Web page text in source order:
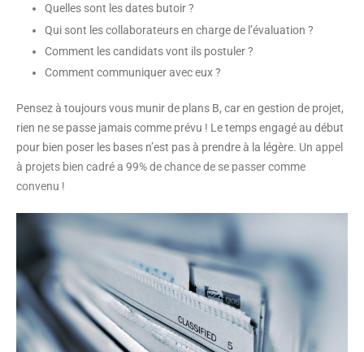
Quelles sont les dates butoir ?
Qui sont les collaborateurs en charge de l’évaluation ?
Comment les candidats vont ils postuler ?
Comment communiquer avec eux ?
Pensez à toujours vous munir de plans B, car en gestion de projet,
rien ne se passe jamais comme prévu ! Le temps engagé au début
pour bien poser les bases n’est pas à prendre à la légère. Un appel
à projets bien cadré a 99% de chance de se passer comme
convenu !